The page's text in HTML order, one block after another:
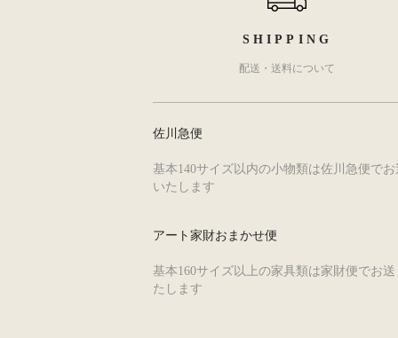
SHIPPING
配送・送料について
佐川急便
基本140サイズ以内の小物類は佐川急便でお
いたします
アート家財おまかせ便
基本160サイズ以上の家具類は家財便でお送
たします